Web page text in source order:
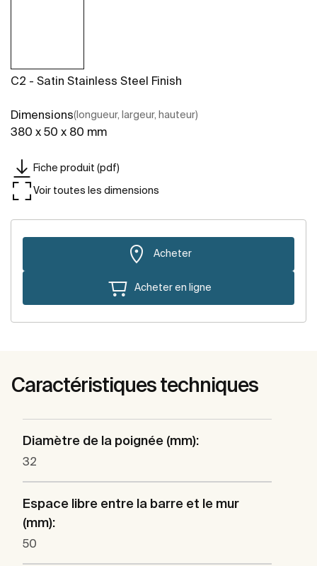
C2 - Satin Stainless Steel Finish
Dimensions(longueur, largeur, hauteur)
380 x 50 x 80 mm
Fiche produit (pdf)
Voir toutes les dimensions
Acheter
Acheter en ligne
Caractéristiques techniques
Diamètre de la poignée (mm):
32
Espace libre entre la barre et le mur
(mm):
50